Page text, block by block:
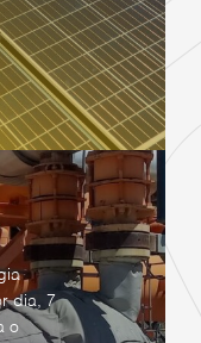
dia, 7
o